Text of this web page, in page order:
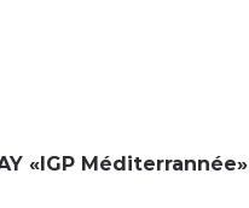
«IGP Méditerrannée»